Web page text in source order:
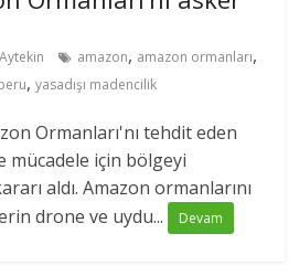
amazon, amazon ormanları,
,yasadışı madencilik
Ormanları'nı tehdit eden
mücadele için bölgeyi
aldı. Amazon ormanlarını
drone ve uydu...
Devam